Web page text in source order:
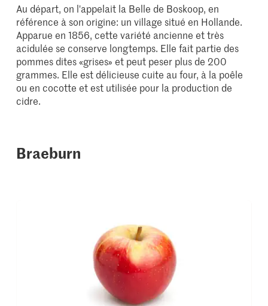
Au départ, on l'appelait la Belle de Boskoop, en
référence à son origine: un village situé en Hollande.
Apparue en 1856, cette variété ancienne et très
acidulée se conserve longtemps. Elle fait partie des
pommes dites «grises» et peut peser plus de 200
grammes. Elle est délicieuse cuite au four, à la poêle
ou en cocotte et est utilisée pour la production de
cidre.
Braeburn